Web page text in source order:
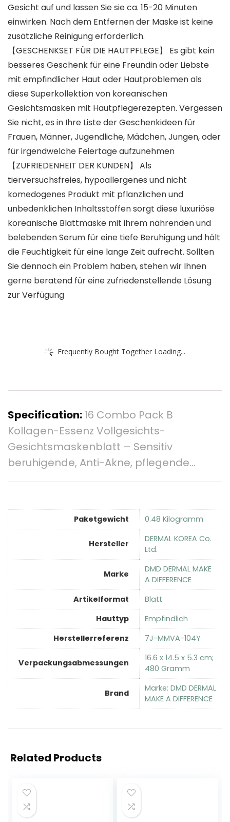
Gesicht auf und lassen Sie sie ca. 15-20 Minuten
einwirken. Nach dem Entfernen der Maske ist keine
zusätzliche Reinigung erforderlich.
【GESCHENKSET FÜR DIE HAUTPFLEGE】 Es gibt kein
besseres Geschenk für eine Freundin oder Liebste
mit empfindlicher Haut oder Hautproblemen als
diese Superkollektion von koreanischen
Gesichtsmasken mit Hautpflegerezepten. Vergessen
Sie nicht, es in Ihre Liste der Geschenkideen für
Frauen, Männer, Jugendliche, Mädchen, Jungen, oder
für irgendwelche Feiertage aufzunehmen
【ZUFRIEDENHEIT DER KUNDEN】 Als
tierversuchsfreies, hypoallergenes und nicht
komedogenes Produkt mit pflanzlichen und
unbedenklichen Inhaltsstoffen sorgt diese luxuriöse
koreanische Blattmaske mit ihrem nährenden und
belebenden Serum für eine tiefe Beruhigung und hält
die Feuchtigkeit für eine lange Zeit aufrecht. Sollten
Sie dennoch ein Problem haben, stehen wir Ihnen
gerne beratend für eine zufriedenstellende Lösung
zur Verfügung
Frequently Bought Together Loading...
Specification:16 Combo Pack B
Kollagen-Essenz Vollgesichts-
Gesichtsmaskenblatt – Sensitiv
beruhigende, Anti-Akne, pflegende…
Paketgewicht ‎0.48 Kilogramm
Hersteller
‎DERMAL KOREA Co.
Ltd.
Marke
‎DMD DERMAL MAKE
A DIFFERENCE
Artikelformat
‎Blatt
Hauttyp
‎Empfindlich
Herstellerreferenz
‎7J-MMVA-104Y
Verpackungsabmessungen
‎16.6 x 14.5 x 5.3 cm;
480 Gramm
Brand
Marke: DMD DERMAL
MAKE A DIFFERENCE
Related Products